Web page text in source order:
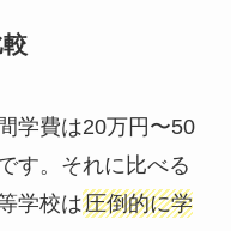
学費は20万円〜50
す。それに比べる
学校は圧倒的に学